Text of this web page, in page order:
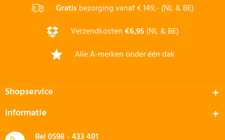
Gratisbezorging vanaf € 149,- (NL & BE)
Verzendkosten€6,95(NL & BE)
Alle A-merken onder één dak
Shopservice
Informatie
Bel0598 - 433 401